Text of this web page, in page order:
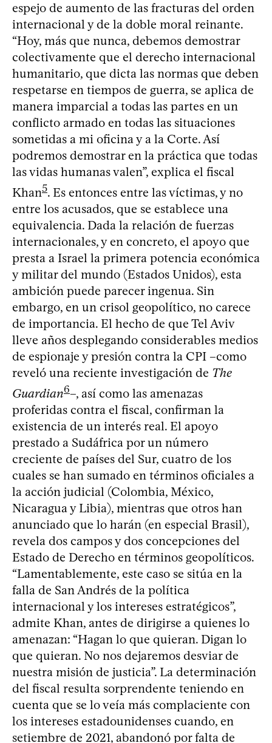
espejo de aumento de las fracturas del orden
internacional y de la doble moral reinante.
“Hoy, más que nunca, debemos demostrar
colectivamente que el derecho internacional
humanitario, que dicta las normas que deben
respetarse en tiempos de guerra, se aplica de
manera imparcial a todas las partes en un
conflicto armado en todas las situaciones
sometidas a mi oficina y a la Corte. Así
podremos demostrar en la práctica que todas
las vidas humanas valen”, explica el fiscal
Khan5. Es entonces entre las víctimas, y no
entre los acusados, que se establece una
equivalencia. Dada la relación de fuerzas
internacionales, y en concreto, el apoyo que
presta a Israel la primera potencia económica
y militar del mundo (Estados Unidos), esta
ambición puede parecer ingenua. Sin
embargo, en un crisol geopolítico, no carece
de importancia. El hecho de que Tel Aviv
lleve años desplegando considerables medios
de espionaje y presión contra la CPI –como
reveló una reciente investigación de The
Guardian6–, así como las amenazas
proferidas contra el fiscal, confirman la
existencia de un interés real. El apoyo
prestado a Sudáfrica por un número
creciente de países del Sur, cuatro de los
cuales se han sumado en términos oficiales a
la acción judicial (Colombia, México,
Nicaragua y Libia), mientras que otros han
anunciado que lo harán (en especial Brasil),
revela dos campos y dos concepciones del
Estado de Derecho en términos geopolíticos.
“Lamentablemente, este caso se sitúa en la
falla de San Andrés de la política
internacional y los intereses estratégicos”,
admite Khan, antes de dirigirse a quienes lo
amenazan: “Hagan lo que quieran. Digan lo
que quieran. No nos dejaremos desviar de
nuestra misión de justicia”. La determinación
del fiscal resulta sorprendente teniendo en
cuenta que se lo veía más complaciente con
los intereses estadounidenses cuando, en
setiembre de 2021, abandonó por falta de